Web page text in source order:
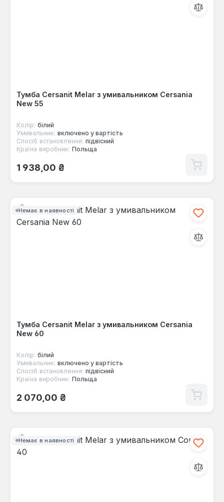
Тумба Cersanit Melar з умивальником Cersania
New 55
Колір: білий
Умивальник: включено у вартість
Спосіб встановлення: підвісний
Країна виробник: Польща
Звичайна ціна:
1 938,00 ₴
Немає в наявності
Тумба Cersanit Melar з умивальником Cersania
New 60
Колір: білий
Умивальник: включено у вартість
Спосіб встановлення: підвісний
Країна виробник: Польща
Звичайна ціна:
2 070,00 ₴
Немає в наявності